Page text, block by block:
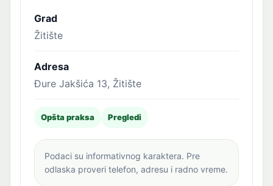
Grad
Žitište
Adresa
Đure Jakšića 13, Žitište
Opšta praksa Pregledi
Podaci su informativnog karaktera. Pre
odlaska proveri telefon, adresu i radno vreme.